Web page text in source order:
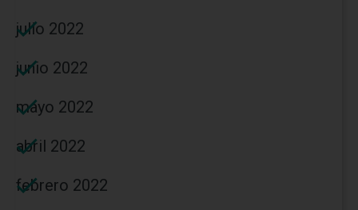
julio 2022
junio 2022
mayo 2022
abril 2022
febrero 2022